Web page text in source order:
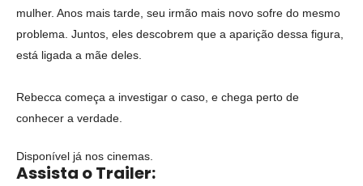
mulher. Anos mais tarde, seu irmão mais novo sofre do mesmo
problema. Juntos, eles descobrem que a aparição dessa figura,
está ligada a mãe deles.
Rebecca começa a investigar o caso, e chega perto de
conhecer a verdade.
Disponível já nos cinemas.
Assista o Trailer: